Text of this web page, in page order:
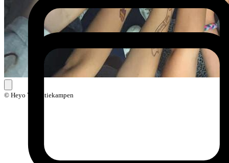
© Heyo Vakantiekampen